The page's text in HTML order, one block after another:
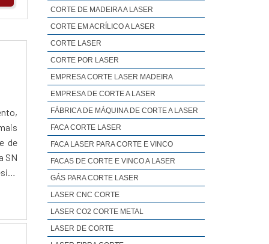
de
SN
CORTE DE MADEIRA A LASER
CORTE EM ACRÍLICO A LASER
CORTE LASER
CORTE POR LASER
EMPRESA CORTE LASER MADEIRA
EMPRESA DE CORTE A LASER
FÁBRICA DE MÁQUINA DE CORTE A LASER
FACA CORTE LASER
FACA LASER PARA CORTE E VINCO
FACAS DE CORTE E VINCO A LASER
GÁS PARA CORTE LASER
LASER CNC CORTE
LASER CO2 CORTE METAL
LASER DE CORTE